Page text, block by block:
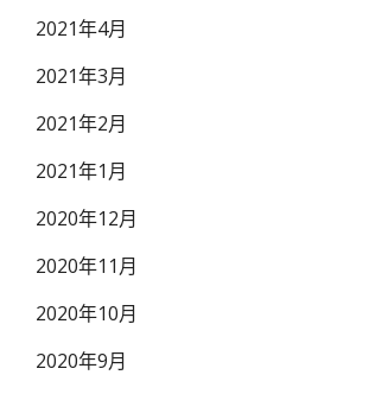
2021年4月
2021年3月
2021年2月
2021年1月
2020年12月
2020年11月
2020年10月
2020年9月